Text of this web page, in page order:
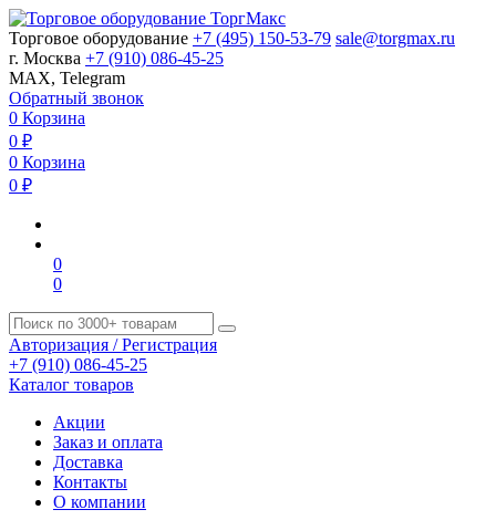
Торговое оборудование +7 (495) 150-53-79 sale@torgmax.ru
г. Москва +7 (910) 086-45-25
MAX, Telegram
Обратный звонок
0 Корзина
0 ₽
0 Корзина
0 ₽
0
0
Авторизация / Регистрация
+7 (910) 086-45-25
Каталог товаров
Акции
Заказ и оплата
Доставка
Контакты
О компании